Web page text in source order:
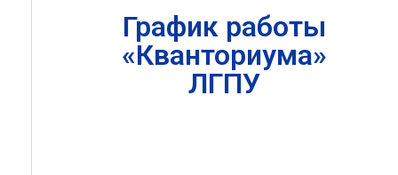
График работы
«Кванториума»
ЛГПУ